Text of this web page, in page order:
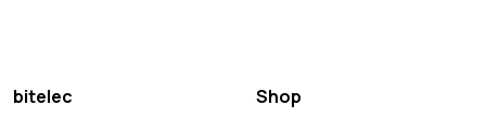
bitelec
Shop